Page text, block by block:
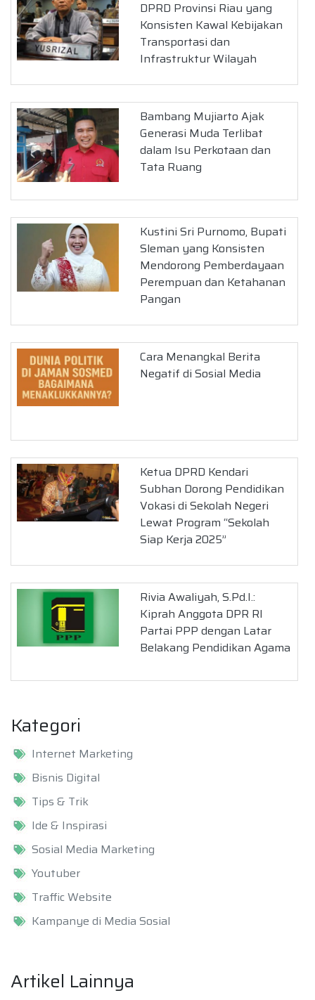
DPRD Provinsi Riau yang
Konsisten Kawal Kebijakan
Transportasi dan
Infrastruktur Wilayah
Bambang Mujiarto Ajak
Generasi Muda Terlibat
dalam Isu Perkotaan dan
Tata Ruang
Kustini Sri Purnomo, Bupati
Sleman yang Konsisten
Mendorong Pemberdayaan
Perempuan dan Ketahanan
Pangan
Cara Menangkal Berita
Negatif di Sosial Media
Ketua DPRD Kendari
Subhan Dorong Pendidikan
Vokasi di Sekolah Negeri
Lewat Program “Sekolah
Siap Kerja 2025”
Rivia Awaliyah, S.Pd.I.:
Kiprah Anggota DPR RI
Partai PPP dengan Latar
Belakang Pendidikan Agama
Kategori
Internet Marketing
Bisnis Digital
Tips & Trik
Ide & Inspirasi
Sosial Media Marketing
Youtuber
Traffic Website
Kampanye di Media Sosial
Artikel Lainnya